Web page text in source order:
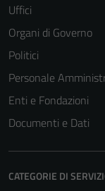
Uffici
Organi di Governo
Politici
Personale
Enti e Fondazioni
Documenti e Dati
CATEGORIE DI